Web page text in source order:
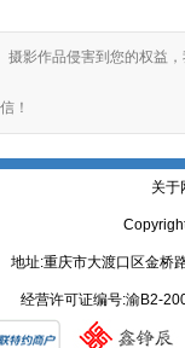
影作品侵害到您的权益
！
关于
地址:重庆市大渡口区金
经营许可证编号:渝B2-